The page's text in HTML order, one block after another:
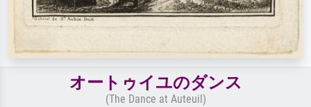
オートゥイユのダンス
(The Dance at Auteuil)